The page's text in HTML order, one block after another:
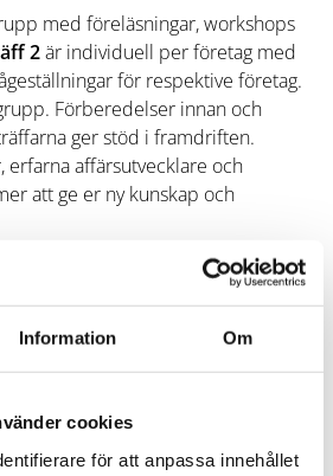
Information Om
cookies
för att anpassa innehållet
med föreläsningar, workshops
2är individuell per företag med
för respektive företag.
Förberedelser innan och
ger stöd i framdriften.
affärsutvecklare och
att ge er ny kunskap och
9.00–15.00
Individuellt